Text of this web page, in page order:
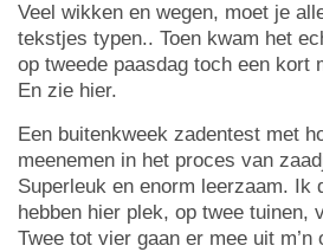
Veel wikken en wegen, moet je
tekstjes typen.. Toen kwam het
op tweede paasdag toch een kort
En zie hier.
Een buitenkweek zadentest met
meenemen in het proces van
Superleuk en enorm leerzaam. Ik
hebben hier plek, op twee tuinen,
Twee tot vier gaan er mee uit m’n